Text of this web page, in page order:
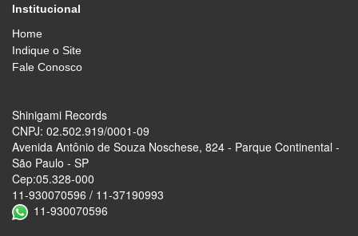
Institucional
Home
Indique o Site
Fale Conosco
Shinigami Records
CNPJ: 02.502.919/0001-09
Avenida Antônio de Souza Noschese, 824 - Parque Continental -
São Paulo - SP
Cep:05.328-000
11-930070596 / 11-37190993
11-930070596